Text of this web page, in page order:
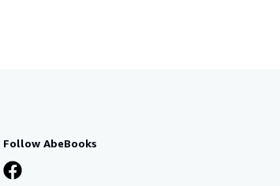
Follow AbeBooks